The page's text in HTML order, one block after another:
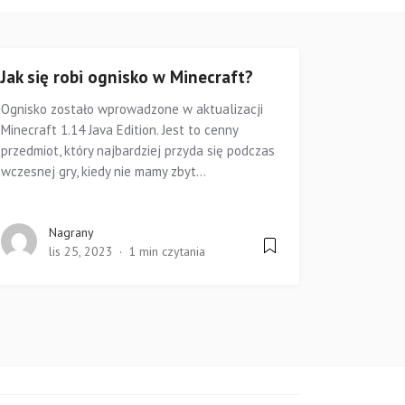
Jak się robi ognisko w Minecraft?
Ognisko zostało wprowadzone w aktualizacji
Minecraft 1.14 Java Edition. Jest to cenny
przedmiot, który najbardziej przyda się podczas
wczesnej gry, kiedy nie mamy zbyt...
Nagrany
lis 25, 2023
1 min czytania